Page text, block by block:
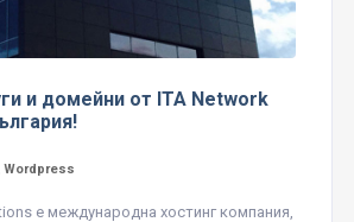
и домейни от ITA Network
Wordpress
е международна хостинг компания,